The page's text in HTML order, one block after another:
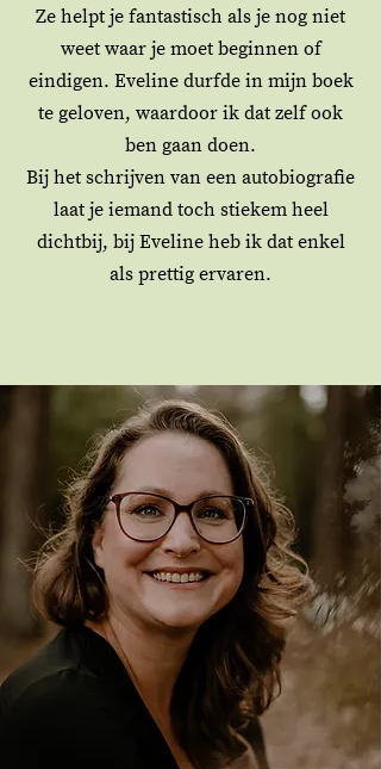
Ze helpt je fantastisch als je nog niet
weet waar je moet beginnen of
eindigen. Eveline durfde in mijn boek
te geloven, waardoor ik dat zelf ook
ben gaan doen.
Bij het schrijven van een autobiografie
laat je iemand toch stiekem heel
dichtbij, bij Eveline heb ik dat enkel
als prettig ervaren.